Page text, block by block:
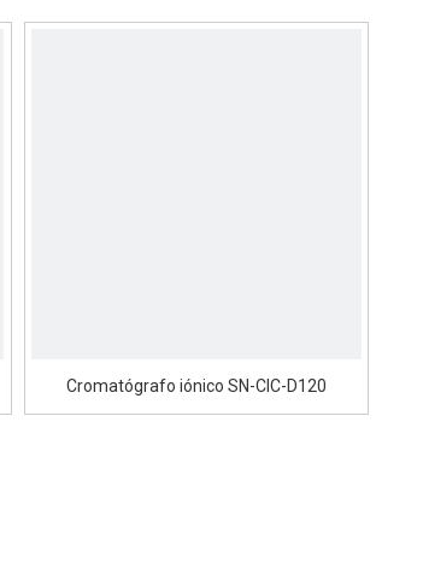
Cromatógrafo iónico SN-CIC-D120